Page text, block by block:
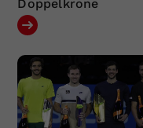
Doppelkrone